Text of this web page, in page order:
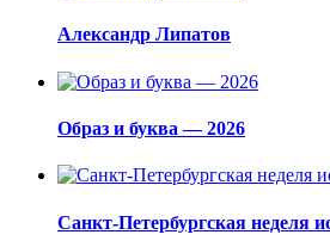
Александр Липатов
Образ и буква — 2026
Санкт-Петербургская неделя